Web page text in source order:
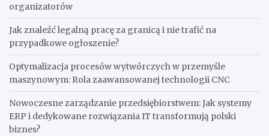
organizatorów
Jak znaleźć legalną pracę za granicą i nie trafić na
przypadkowe ogłoszenie?
Optymalizacja procesów wytwórczych w przemyśle
maszynowym: Rola zaawansowanej technologii CNC
Nowoczesne zarządzanie przedsiębiorstwem: Jak systemy
ERP i dedykowane rozwiązania IT transformują polski
biznes?